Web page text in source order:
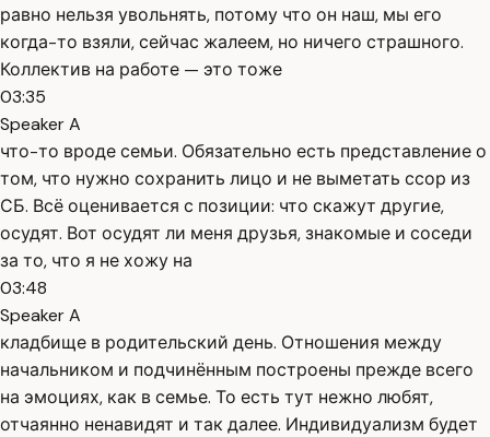
равно нельзя увольнять, потому что он наш, мы его
когда-то взяли, сейчас жалеем, но ничего страшного.
Коллектив на работе — это тоже
03:35
Speaker A
что-то вроде семьи. Обязательно есть представление о
том, что нужно сохранить лицо и не выметать ссор из
СБ. Всё оценивается с позиции: что скажут другие,
осудят. Вот осудят ли меня друзья, знакомые и соседи
за то, что я не хожу на
03:48
Speaker A
кладбище в родительский день. Отношения между
начальником и подчинённым построены прежде всего
на эмоциях, как в семье. То есть тут нежно любят,
отчаянно ненавидят и так далее. Индивидуализм будет